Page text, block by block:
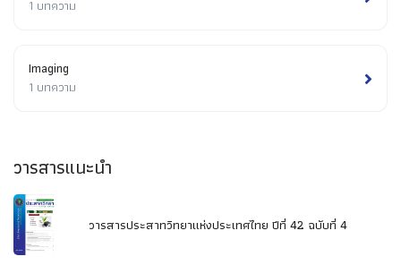
1 บทความ
Imaging
1 บทความ
วารสารแนะนำ
วารสารประสาทวิทยาแห่งประเทศไทย ปีที่ 42 ฉบับที่ 4